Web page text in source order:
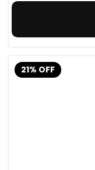
21% OFF